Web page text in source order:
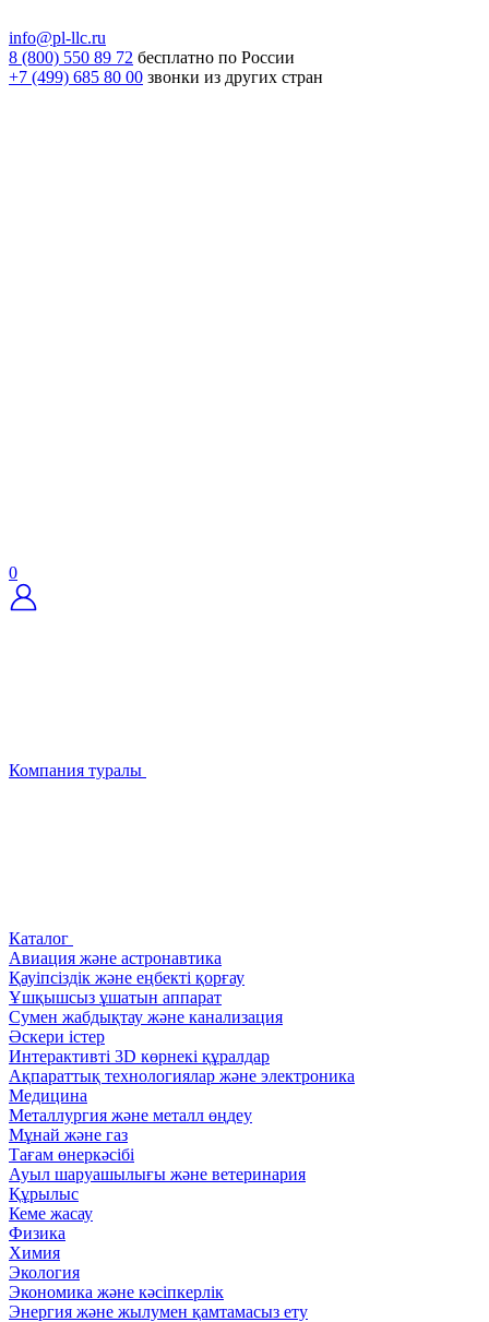
info@pl-llc.ru
8 (800) 550 89 72 бесплатно по России
+7 (499) 685 80 00 звонки из других стран
0
Компания туралы
Каталог
Авиация және астронавтика
Қауіпсіздік және еңбекті қорғау
Ұшқышсыз ұшатын аппарат
Сумен жабдықтау және канализация
Әскери істер
Интерактивті 3D көрнекі құралдар
Ақпараттық технологиялар және электроника
Медицина
Металлургия және металл өңдеу
Мұнай және газ
Тағам өнеркәсібі
Ауыл шаруашылығы және ветеринария
Құрылыс
Кеме жасау
Физика
Химия
Экология
Экономика және кәсіпкерлік
Энергия және жылумен қамтамасыз ету